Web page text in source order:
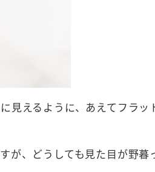
見えるように、あえてフラ
が、どうしても見た目が野暮